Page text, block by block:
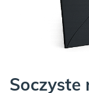
Soczyste